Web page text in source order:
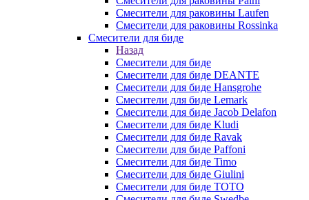
Смесители для раковины Laufen
Смесители для раковины Rossinka
Смесители для биде
Назад
Смесители для биде
Смесители для биде DEANTE
Смесители для биде Hansgrohe
Смесители для биде Lemark
Смесители для биде Jacob Delafon
Смесители для биде Kludi
Смесители для биде Ravak
Смесители для биде Paffoni
Смесители для биде Timo
Смесители для биде Giulini
Смесители для биде TOTO